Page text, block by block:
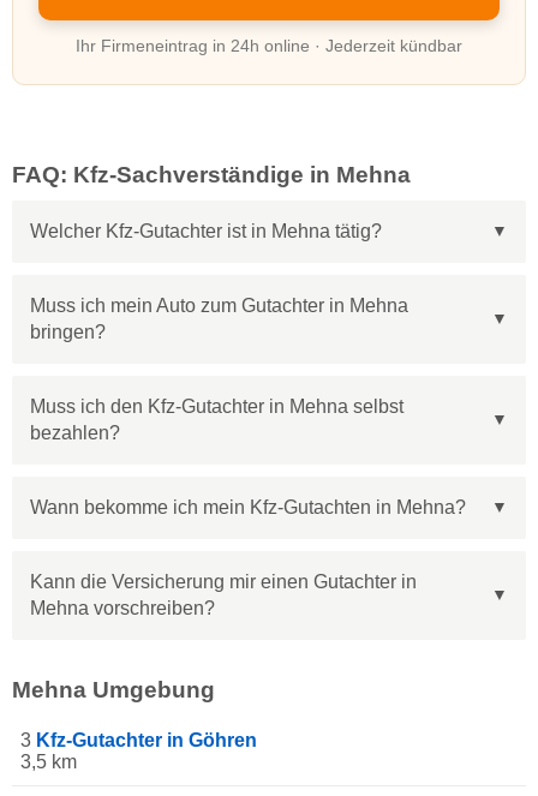
Ihr Firmeneintrag in 24h online · Jederzeit kündbar
FAQ: Kfz-Sachverständige in Mehna
Welcher Kfz-Gutachter ist in Mehna tätig?
Muss ich mein Auto zum Gutachter in Mehna
bringen?
Muss ich den Kfz-Gutachter in Mehna selbst
bezahlen?
Wann bekomme ich mein Kfz-Gutachten in Mehna?
Kann die Versicherung mir einen Gutachter in
Mehna vorschreiben?
Mehna Umgebung
3 Kfz-Gutachter in Göhren
3,5 km